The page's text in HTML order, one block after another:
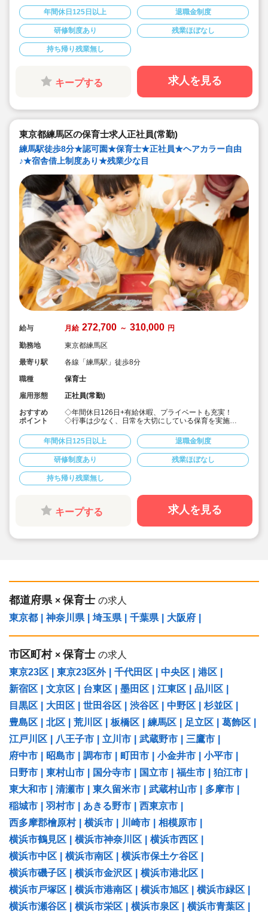
にしています。
◇産休・育休からの復帰（男性の育休実績あり）、時短
勤務実績多数で働きやすい職場です
◇ヘアカラーは自由。髪色の制限なし。
◇20代で経験少ない方もノビノビ働きやすい環境
◇書き物のICT化も進めており持ち帰り業務/残業ほぼな
し。
◇残業した場合の代は1分単位で支給されます
◇子どもが自分の意志や感情を尊重され、自分で選択し
ていくことをあたたかく見守り、子どもが主体の保育を
のような保育園
できる範囲で実施
◇在籍年数や保育経験に合わせた段階的な研修を年間総
計110回以上実施。研修も参加しやすい職場環境です
年間休日125日以上 退職金制度
研修制度あり 残業ほぼなし
持ち帰り残業無し
キープする 求人を見る
東京都練馬区の保育士求人正社員(常勤)
練馬駅徒歩8分★認可園★保育士★正社員★ヘアカラー自由
♪★宿舎借上制度あり★残業少な目
給与 月給 272,700 ～ 310,000 円
勤務地
東京都練馬区
最寄り駅
各線「練馬駅」徒歩8分
職種
保育士
雇用形態
正社員(常勤)
おすすめ
ポイント
◇年間休日126日+有給休暇、プライベートも充実！
◇行事は少なく、日常を大切にしている保育を実施
にしています。
◇産休・育休からの復帰（男性の育休実績あり）、時短
勤務実績多数で働きやすい職場です
◇ヘアカラーは自由。髪色の制限なし。
◇20代で経験少ない方もノビノビ働きやすい環境
◇書き物のICT化も進めており持ち帰り業務/残業ほぼな
し。
◇残業した場合の代は1分単位で支給されます
◇子どもが自分の意志や感情を尊重され、自分で選択し
ていくことをあたたかく見守り、子どもが主体の保育を
のような保育園
計110回以上実施。研修も参加しやすい職場環境です
年間休日125日以上 退職金制度
研修制度あり 残業ほぼなし
持ち帰り残業無し
キープする 求人を見る
都道府県 × 保育士 の求人
東京都
神奈川県 埼玉県 千葉県 大阪府
市区町村 × 保育士 の求人
東京23区
東京23区外 千代田区 中央区 港区
新宿区
文京区 台東区 墨田区 江東区 品川区
目黒区
大田区 世田谷区 渋谷区 中野区 杉並区
豊島区
北区 荒川区 板橋区 練馬区 足立区 葛飾区
江戸川区
八王子市 立川市 武蔵野市 三鷹市
府中市
昭島市 調布市 町田市 小金井市 小平市
日野市
東村山市 国分寺市 国立市 福生市 狛江市
東大和市
清瀬市 東久留米市 武蔵村山市 多摩市
稲城市
羽村市 あきる野市 西東京市
西多摩郡檜原村
横浜市 川崎市 相模原市
横浜市鶴見区
横浜市神奈川区 横浜市西区
横浜市中区
横浜市南区 横浜市保土ケ谷区
横浜市磯子区
横浜市金沢区 横浜市港北区
横浜市戸塚区
横浜市港南区 横浜市旭区 横浜市緑区
横浜市瀬谷区
横浜市栄区 横浜市泉区 横浜市青葉区